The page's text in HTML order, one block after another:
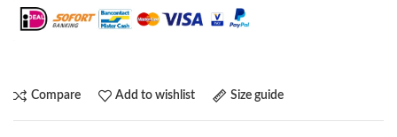
Compare Add to wishlist Size guide